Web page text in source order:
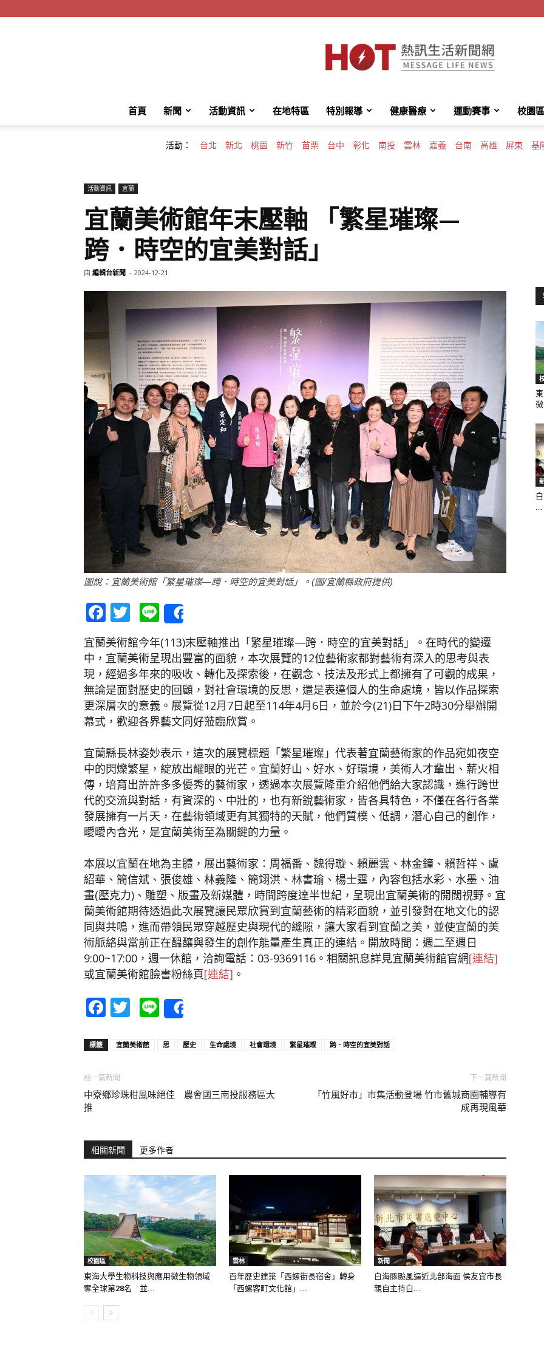
HotMessage
生
活
新
網
首頁 新聞 活動資訊 在地特區 特別報導 健康醫療 運動賽事 校園區
活動： 台北 新北 桃園 新竹 苗栗 台中 彰化 南投 雲林 嘉義 台南 高雄 屏東 基
活動資訊 宜蘭
宜蘭美術館年末壓軸 「繁星璀璨—
跨．時空的宜美對話」
由 編輯台新聞 - 2024-12-21
圖說：宜蘭美術館「繁星璀璨—跨．時空的宜美對話」。(圖/宜蘭縣政府提供)
Facebook
Twitter
Line
宜蘭美術館今年(113)末壓軸推出「繁星璀璨—跨．時空的宜美對話」。在時代的變遷
中，宜蘭美術呈現出豐富的面貌，本次展覽的12位藝術家都對藝術有深入的思考與表
現，經過多年來的吸收、轉化及探索後，在觀念、技法及形式上都擁有了可觀的成果，
無論是面對歷史的回顧，對社會環境的反思，還是表達個人的生命處境，皆以作品探索
更深層次的意義。展覽從12月7日起至114年4月6日，並於今(21)日下午2時30分舉辦開
幕式，歡迎各界藝文同好蒞臨欣賞。
宜蘭縣長林姿妙表示，這次的展覽標題「繁星璀璨」代表著宜蘭藝術家的作品宛如夜空
中的閃爍繁星，綻放出耀眼的光芒。宜蘭好山、好水、好環境，美術人才輩出、薪火相
傳，培育出許許多多優秀的藝術家，透過本次展覽隆重介紹他們給大家認識，進行跨世
代的交流與對話，有資深的、中壯的，也有新銳藝術家，皆各具特色，不僅在各行各業
發展擁有一片天，在藝術領域更有其獨特的天賦，他們質樸、低調，潛心自己的創作，
曖曖內含光，是宜蘭美術至為關鍵的力量。
本展以宜蘭在地為主體，展出藝術家：周福番、魏得璇、賴麗雲、林金鐘、賴哲祥、盧
紹華、簡信斌、張俊雄、林義隆、簡翊洪、林書瑜、楊士霆，內容包括水彩、水墨、油
畫(壓克力)、雕塑、版畫及新媒體，時間跨度達半世紀，呈現出宜蘭美術的開闊視野。宜
蘭美術館期待透過此次展覽讓民眾欣賞到宜蘭藝術的精彩面貌，並引發對在地文化的認
同與共鳴，進而帶領民眾穿越歷史與現代的縫隙，讓大家看到宜蘭之美，並使宜蘭的美
術脈絡與當前正在醞釀與發生的創作能量產生真正的連結。開放時間：週二至週日
9:00~17:00，週一休館，洽詢電話：03-9369116。相關訊息詳見宜蘭美術館官網[連結]
或宜蘭美術館臉書粉絲頁[連結] 。
Facebook
Twitter
Line
標籤 宜蘭美術館 思 歷史 生命處境 社會環境 繁星璀璨 跨．時空的宜美對話
前一篇新聞
中寮鄉珍珠柑風味絕佳 農會國三南投服務區大
推
下一篇新聞
「竹風好市」市集活動登場 竹市舊城商圈輔導有
成再現風華
相關新聞 更多作者
校園區
東海大學生物科技與應用微生物領域
奪全球第28名 並...
雲林
百年歷史建築「西螺街長宿舍」轉身
「西螺客町文化館」...
新聞
白海豚颱風逼近北部海面 侯友宜市長
親自主持白...
...